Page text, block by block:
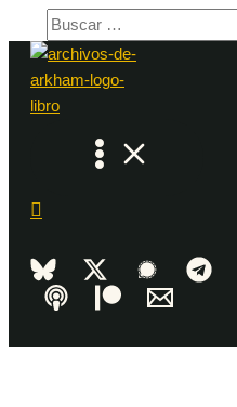
al
contenido
Buscar
…